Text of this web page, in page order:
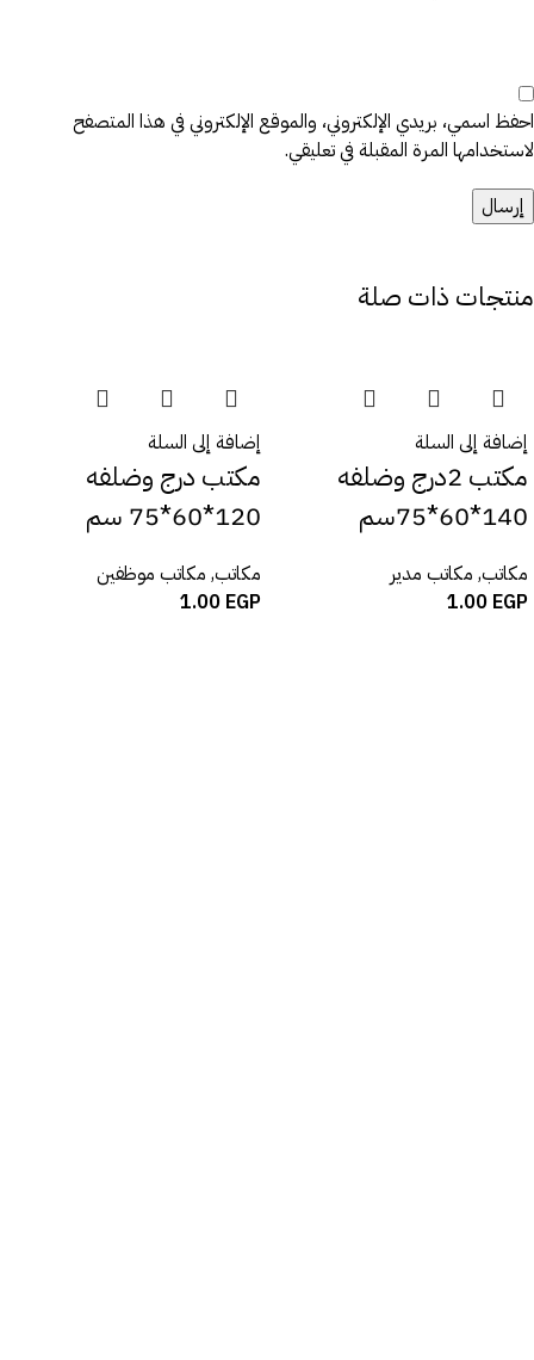
احفظ اسمي، بريدي الإلكتروني، والموقع الإلكتروني في هذا المتصفح
لاستخدامها المرة المقبلة في تعليقي.
منتجات ذات صلة
إضافة إلى السلة
مكتب 2درج وضلفه
140*60*75سم
مكاتب, مكاتب مدير
1.00 EGP
إضافة إلى السلة
مكتب درج وضلفه
120*60*75 سم
مكاتب, مكاتب موظفين
1.00 EGP